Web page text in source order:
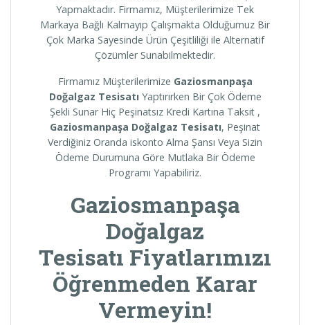
Yapmaktadır. Firmamız, Müşterilerimize Tek
Markaya Bağlı Kalmayıp Çalışmakta Olduğumuz Bir
Çok Marka Sayesinde Ürün Çeşitliliği ile Alternatif
Çözümler Sunabilmektedir.
Firmamız Müşterilerimize Gaziosmanpaşa
Doğalgaz TesisatıYaptırırken Bir Çok Ödeme
Şekli Sunar Hiç Peşinatsız Kredi Kartına Taksit ,
Gaziosmanpaşa Doğalgaz Tesisatı, Peşinat
Verdiğiniz Oranda iskonto Alma Şansı Veya Sizin
Ödeme Durumuna Göre Mutlaka Bir Ödeme
Programı Yapabiliriz.
Gaziosmanpaşa
Doğalgaz
Tesisatı Fiyatlarımızı
Öğrenmeden Karar
Vermeyin!